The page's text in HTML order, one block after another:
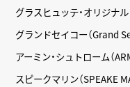
グラスヒュッテ・オリジナル
グランドセイコー（Grand
アーミン・シュトローム（
スピークマリン（SPEAKE